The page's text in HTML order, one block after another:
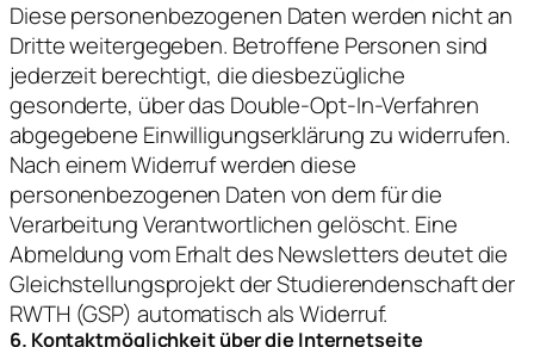
Diese personenbezogenen Daten werden nicht an
Dritte weitergegeben. Betroffene Personen sind
jederzeit berechtigt, die diesbezügliche
gesonderte, über das Double-Opt-In-Verfahren
abgegebene Einwilligungserklärung zu widerrufen.
Nach einem Widerruf werden diese
personenbezogenen Daten von dem für die
Verarbeitung Verantwortlichen gelöscht. Eine
Abmeldung vom Erhalt des Newsletters deutet die
Gleichstellungsprojekt der Studierendenschaft der
RWTH (GSP) automatisch als Widerruf.
6. Kontaktmöglichkeit über die Internetseite